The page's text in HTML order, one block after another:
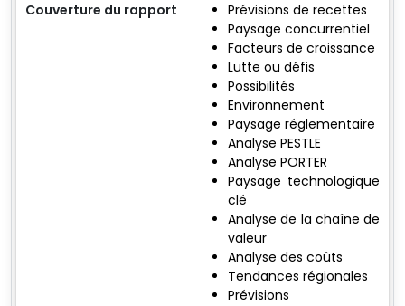
Couverture du rapport
Prévisions de recettes
Paysage concurrentiel
Facteurs de croissance
Lutte ou défis
Possibilités
Environnement
Paysage réglementaire
Analyse PESTLE
Analyse PORTER
Paysage technologique
clé
Analyse de la chaîne de
valeur
Analyse des coûts
Tendances régionales
Prévisions